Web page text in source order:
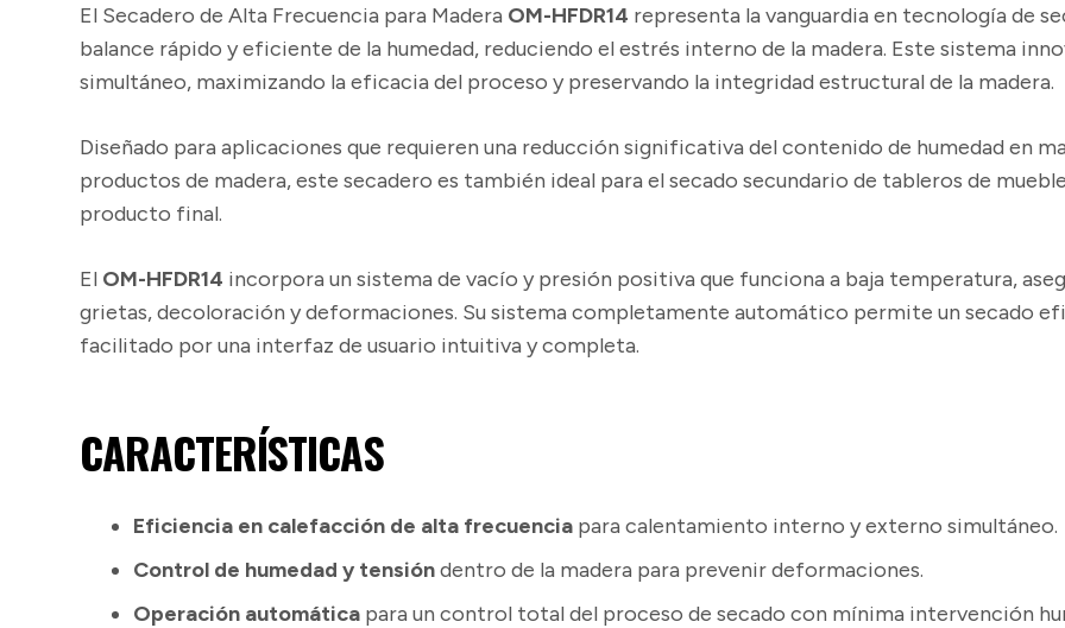
El Secadero de Alta Frecuencia para Madera OM-HFDR14 representa la vanguardia en tecnología de
balance rápido y eficiente de la humedad, reduciendo el estrés interno de la madera. Este sistema
simultáneo, maximizando la eficacia del proceso y preservando la integridad estructural de la madera.
Diseñado para aplicaciones que requieren una reducción significativa del contenido de humedad en
productos de madera, este secadero es también ideal para el secado secundario de tableros de
producto final.
El OM-HFDR14 incorpora un sistema de vacío y presión positiva que funciona a baja temperatura,
grietas, decoloración y deformaciones. Su sistema completamente automático permite un secado
facilitado por una interfaz de usuario intuitiva y completa.
CARACTERÍSTICAS
Eficiencia en calefacción de alta frecuencia para calentamiento interno y externo simultáneo.
Control de humedad y tensióndentro de la madera para prevenir deformaciones.
Operación automática para un control total del proceso de secado con mínima intervención